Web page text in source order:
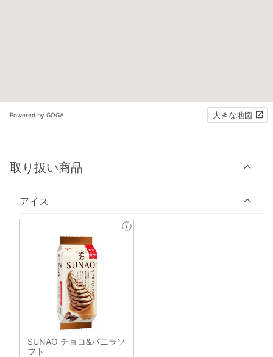
Powered by GOGA 大きな地図
取り扱い商品
アイス
SUNAO チョコ&バニラソ
フト